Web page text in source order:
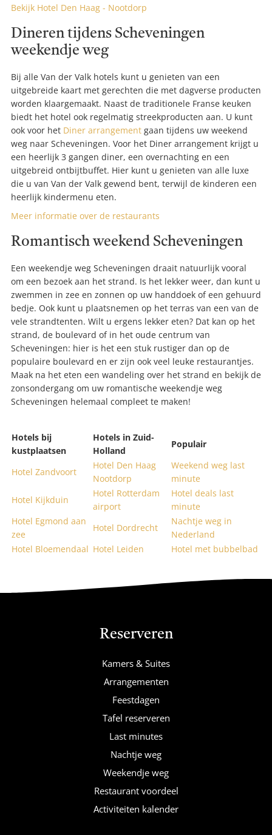
Bekijk Hotel Den Haag - Nootdorp
Dineren tijdens Scheveningen
weekendje weg
Bij alle Van der Valk hotels kunt u genieten van een
uitgebreide kaart met gerechten die met dagverse producten
worden klaargemaakt. Naast de traditionele Franse keuken
biedt het hotel ook regelmatig streekproducten aan. U kunt
ook voor het Diner arrangement gaan tijdens uw weekend
weg naar Scheveningen. Voor het Diner arrangement krijgt u
een heerlijk 3 gangen diner, een overnachting en een
uitgebreid ontbijtbuffet. Hier kunt u genieten van alle luxe
die u van Van der Valk gewend bent, terwijl de kinderen een
heerlijk kindermenu eten.
Meer informatie over de restaurants
Romantisch weekend Scheveningen
Een weekendje weg Scheveningen draait natuurlijk vooral
om een bezoek aan het strand. Is het lekker weer, dan kunt u
zwemmen in zee en zonnen op uw handdoek of een gehuurd
bedje. Ook kunt u plaatsnemen op het terras van een van de
vele strandtenten. Wilt u ergens lekker eten? Dat kan op het
strand, de boulevard of in het oude centrum van
Scheveningen: hier is het een stuk rustiger dan op de
populaire boulevard en er zijn ook veel leuke restaurantjes.
Maak na het eten een wandeling over het strand en bekijk de
zonsondergang om uw romantische weekendje weg
Scheveningen helemaal compleet te maken!
Hotels bij
kustplaatsen
Hotels in Zuid-
Holland
Populair
Hotel Zandvoort
Hotel Den Haag
Nootdorp
Weekend weg last
minute
Hotel Kijkduin
Hotel Rotterdam
airport
Hotel deals last
minute
Hotel Egmond aan
zee
Hotel Dordrecht
Nachtje weg in
Nederland
Hotel Bloemendaal Hotel Leiden Hotel met bubbelbad
Reserveren
Kamers & Suites
Arrangementen
Feestdagen
Tafel reserveren
Last minutes
Nachtje weg
Weekendje weg
Restaurant voordeel
Activiteiten kalender